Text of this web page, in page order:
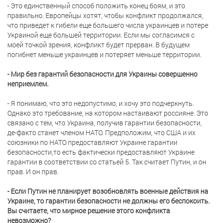
- Это единственный способ положить конец боям, и это
правильно. Европейцы хотят, чтобы конфликт продолжался,
что приведет к гибели еще большего числа украинцев и потере
Украиной еще большей территории. Если мы согласимся с
моей точкой зрения, конфликт будет прерван. В будущем
погибнет меньше украинцев и потеряет меньше территории.
- Мир без гарантий безопасности для Украины совершенно
неприемлем.
- Я понимаю, что это недопустимо, и хочу это подчеркнуть.
Однако это требование, на котором настаивают россияне. Это
связано с тем, что Украина, получив гарантии безопасности,
де-факто станет членом НАТО. Предположим, что США и их
союзники по НАТО предоставляют Украине гарантии
безопасности,то есть фактически предоставляют Украине
гарантии в соответствии со статьей 5. Так считает Путин, и он
прав. И он прав.
- Если Путин не планирует возобновлять военные действия на
Украине, то гарантии безопасности не должны его беспокоить.
Вы считаете, что мирное решение этого конфликта
невозможно?